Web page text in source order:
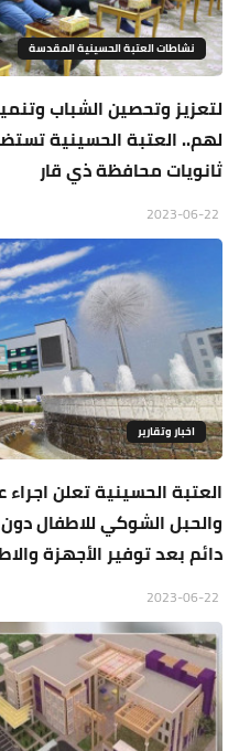
نشاطات العتبة الحسينية المقدسة
لتعزيز وتحصين الشباب
لهم.. العتبة الحسينية
ثانويات محافظة ذي قار
اخبار وتقارير
العتبة الحسينية تعلن
دائم بعد توفير الأجهزة